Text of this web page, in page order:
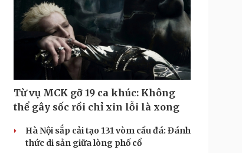
Từ vụ MCK gỡ 19 ca khúc: Không
thể gây sốc rồi chỉ xin lỗi là xong
Hà Nội sắp cải tạo 131 vòm cầu đá: Đánh
thức di sản giữa lòng phố cổ